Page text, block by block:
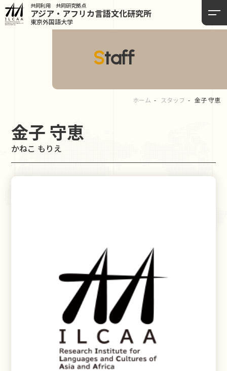
共同利用 共同研究拠点
アジア・アフリカ言語文化研究所
東京外国語大学
Staff
ホーム スタッフ 金子 守恵
金子 守恵
かねこ もりえ